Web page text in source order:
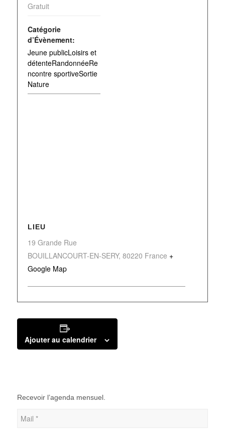
Gratuit
Catégorie
d’Évènement:
Jeune publicLoisirs et
détenteRandonnéeRe
ncontre sportiveSortie
Nature
LIEU
19 Grande Rue
BOUILLANCOURT-EN-SERY, 80220 France +
Google Map
Ajouter au calendrier
Recevoir l’agenda mensuel.